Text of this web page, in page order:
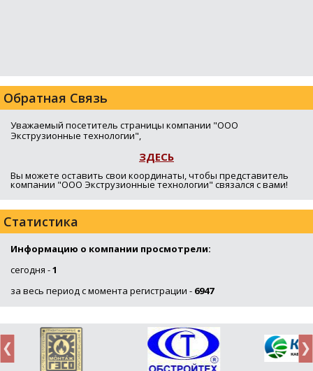
Обратная Связь
Уважаемый посетитель страницы компании "ООО
Экструзионные технологии",
ЗДЕСЬ
Вы можете оставить свои координаты, чтобы представитель
компании "ООО Экструзионные технологии" связался с вами!
Статистика
Информацию о компании просмотрели:
сегодня -1
за весь период с момента регистрации - 6947